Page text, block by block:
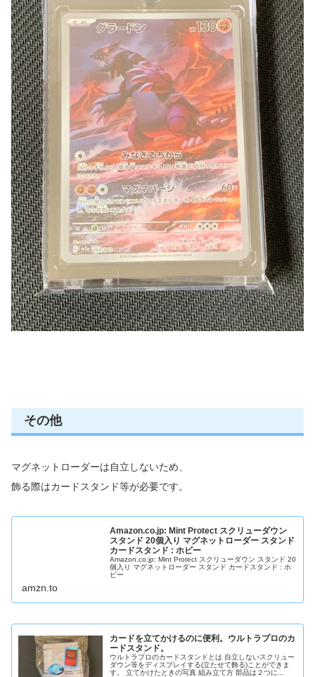
その他
マグネットローダーは自立しないため、
飾る際はカードスタンド等が必要です。
Amazon.co.jp: Mint Protect スクリューダウン
スタンド 20個入り マグネットローダー スタンド
カードスタンド : ホビー
Amazon.co.jp: Mint Protect スクリューダウン スタンド 20
個入り マグネットローダー スタンド カードスタンド : ホ
ビー
amzn.to
カードを立てかけるのに便利。ウルトラプロのカ
ードスタンド。
ウルトラプロのカードスタンドとは 自立しないスクリュー
ダウン等をディスプレイする(立たせて飾る)ことができま
す。 立てかけたときの写真 組み立て方 部品は２つに...